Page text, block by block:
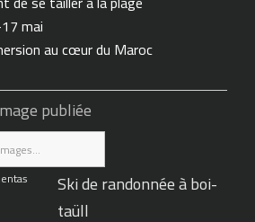
mai
au cœur du Maroc
publiée
Ski de randonnée à boi-
taüll